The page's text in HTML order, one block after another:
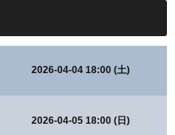
2026-04-04 18:00 (土)
2026-04-05 18:00 (日)